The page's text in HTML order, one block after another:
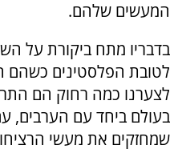
המעשים שלהם.
בדבריו מתח ביקורת על
לטובת הפלסטינים כשהם
לצערנו כמה רחוק הם
בעולם ביחד עם הערבים,
שמחזקים את מעשי